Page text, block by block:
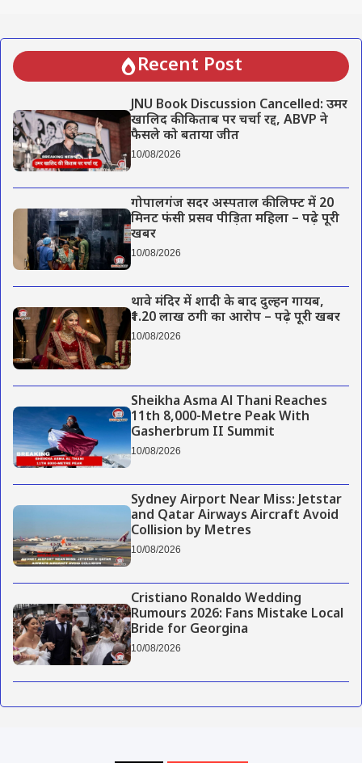
Recent Post
JNU Book Discussion Cancelled: उमर
खालिद की किताब पर चर्चा रद्द, ABVP ने
फैसले को बताया जीत
10/08/2026
गोपालगंज सदर अस्पताल की लिफ्ट में 20
मिनट फंसी प्रसव पीड़िता महिला – पढ़े पूरी
खबर
10/08/2026
थावे मंदिर में शादी के बाद दुल्हन गायब,
₹1.20 लाख ठगी का आरोप – पढ़े पूरी खबर
10/08/2026
Sheikha Asma Al Thani Reaches
11th 8,000-Metre Peak With
Gasherbrum II Summit
10/08/2026
Sydney Airport Near Miss: Jetstar
and Qatar Airways Aircraft Avoid
Collision by Metres
10/08/2026
Cristiano Ronaldo Wedding
Rumours 2026: Fans Mistake Local
Bride for Georgina
10/08/2026